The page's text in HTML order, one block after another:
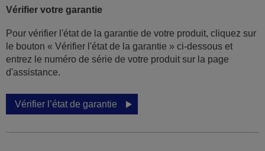
Vérifier votre garantie
Pour vérifier l'état de la garantie de votre produit, cliquez sur
le bouton « Vérifier l'état de la garantie » ci-dessous et
entrez le numéro de série de votre produit sur la page
d'assistance.
Vérifier l’état de garantie